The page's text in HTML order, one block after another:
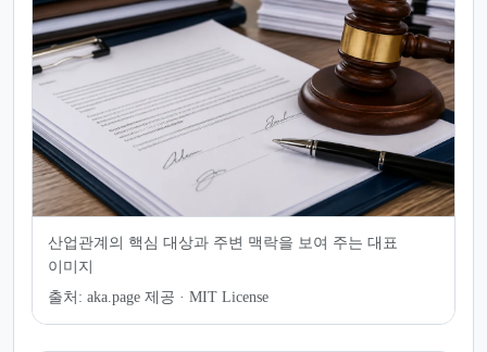
산업관계의 핵심 대상과 주변 맥락을 보여 주는 대표
이미지
출처: aka.page 제공 · MIT License